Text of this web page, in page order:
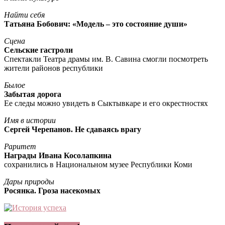
Найти себя
Татьяна Бобович: «Модель – это состояние души»
Сцена
Сельские гастроли
Спектакли Театра драмы им. В. Савина смогли посмотреть
жители районов республики
Былое
Забытая дорога
Ее следы можно увидеть в Сыктывкаре и его окрестностях
Имя в истории
Сергей Черепанов. Не сдаваясь врагу
Раритет
Награды Ивана Косолапкина
сохранились в Национальном музее Республики Коми
Дары природы
Росянка. Гроза насекомых